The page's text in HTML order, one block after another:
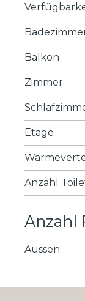
Balkon
Zimmer
Etage
Anzahl
Anzahl
Aussen